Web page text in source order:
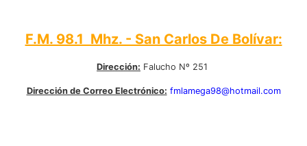
F.M. 98.1 Mhz. - San Carlos De Bolívar:
Dirección: Falucho Nº 251
Dirección de Correo Electrónico: fmlamega98@hotmail.com